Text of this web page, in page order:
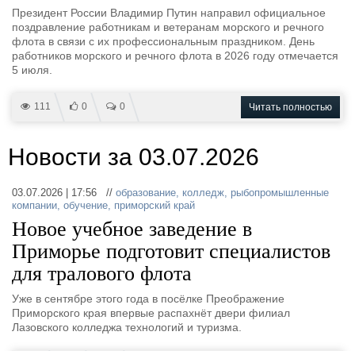
Президент России Владимир Путин направил официальное
поздравление работникам и ветеранам морского и речного
флота в связи с их профессиональным праздником. День
работников морского и речного флота в 2026 году отмечается
5 июля.
111 0 0 Читать полностью
Новости за 03.07.2026
03.07.2026 | 17:56 // образование, колледж, рыбопромышленные
компании, обучение, приморский край
Новое учебное заведение в
Приморье подготовит специалистов
для тралового флота
Уже в сентябре этого года в посёлке Преображение
Приморского края впервые распахнёт двери филиал
Лазовского колледжа технологий и туризма.